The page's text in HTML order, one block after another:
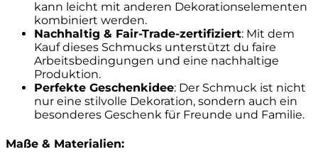
kann leicht mit anderen Dekorationselementen
kombiniert werden.
Nachhaltig & Fair-Trade-zertifiziert: Mit dem
Kauf dieses Schmucks unterstützt du faire
Arbeitsbedingungen und eine nachhaltige
Produktion.
Perfekte Geschenkidee: Der Schmuck ist nicht
nur eine stilvolle Dekoration, sondern auch ein
besonderes Geschenk für Freunde und Familie.
Maße & Materialien: